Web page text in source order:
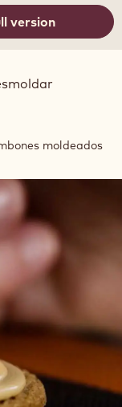
version
moldeados